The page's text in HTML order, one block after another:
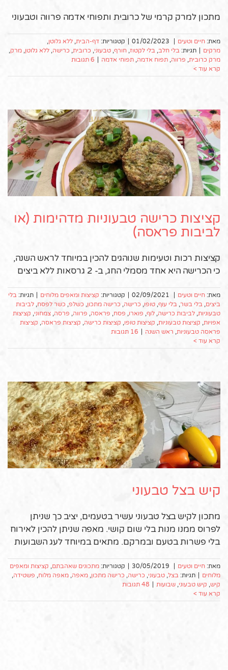
מתכון למרק קרמי של כרובית ותפוחי אדמה פרווה וטבעוני
מאת: חיים וטעים 01/02/2023 קטגוריות: דף-הבית, ללא גלוטן,
מרקים
תגיות: בלי חלב, בלי לקטוז, חורף, טבעוני, כרובית, כרישה, ללא גלוטן, מרק,
מרק כרובית, פרווה, תפוח אדמה, תפוחי אדמה
6 תגובות
קרא עוד >
קציצות כרישה טבעוניות מדהימות (או
לביבות פראסה)
קציצות רכות וטעימות שנוהגים להכין במיוחד לראש השנה,
כי הכרישה היא אחד מסמלי החג, ב- 2 גרסאות ללא ביצים
מאת: חיים וטעים 02/09/2021 קטגוריות: קציצות ומאפים מלוחים תגיות: בלי
ביצים, בלי בשר, בלי עוף, טופו, כרישה, כרישה מתכון, כשלפ, כשר לפסח, לביבות
טבעוניות, לביבות כרישה, לוף, פוארו, פסח, פראסה, פרווה, פרסה, צמחוני, קציצות
אפויות, קציצות טבעוניות, קציצות טופו, קציצות כרישה, קציצות פראסה, קציצות
פראסה טבעוניות, ראש השנה
16 תגובות
קרא עוד >
קיש בצל טבעוני
מתכון לקיש בצל טבעוני עשיר בטעמים, יציב כך שניתן
לפרוס ממנו מנות בלי שום קושי. מאפה שניתן להכין לאירוח
בלי פשרות בטעם ובמרקם. מתאים במיוחד לעג השבועות
מאת: חיים וטעים 30/05/2019 קטגוריות: מתכונים שאהבתם, קציצות ומאפים
מלוחים
תגיות: בצל, טבעוני, כרישה, כרישה מתכון, מאפה, מאפה מלוח, פשטידה,
קיש, קיש טבעוני, שבועות
48 תגובות
קרא עוד >